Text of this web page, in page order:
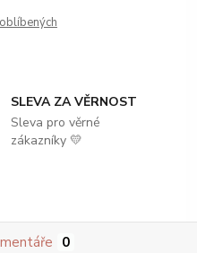
SLEVA ZA VĚRNOST
Sleva pro věrné
zákazníky 💛
0